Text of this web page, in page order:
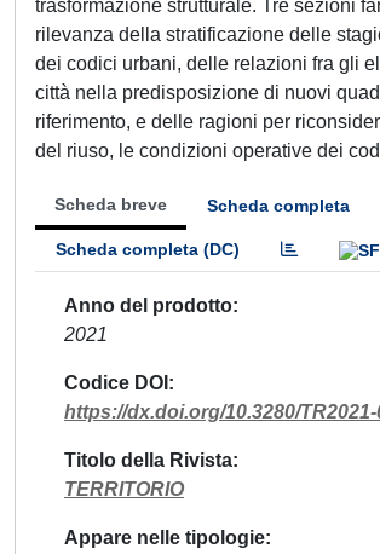
trasformazione strutturale. Tre sezioni
rilevanza della stratificazione delle
dei codici urbani, delle relazioni fra gli
città nella predisposizione di nuovi
riferimento, e delle ragioni per
del riuso, le condizioni operative dei
Scheda breve Scheda completa
Scheda completa (DC)
Anno del prodotto
2021
Codice DOI
https://dx.doi.org/10.3280/TR2021-
Titolo della Rivista
TERRITORIO
Appare nelle tipologie